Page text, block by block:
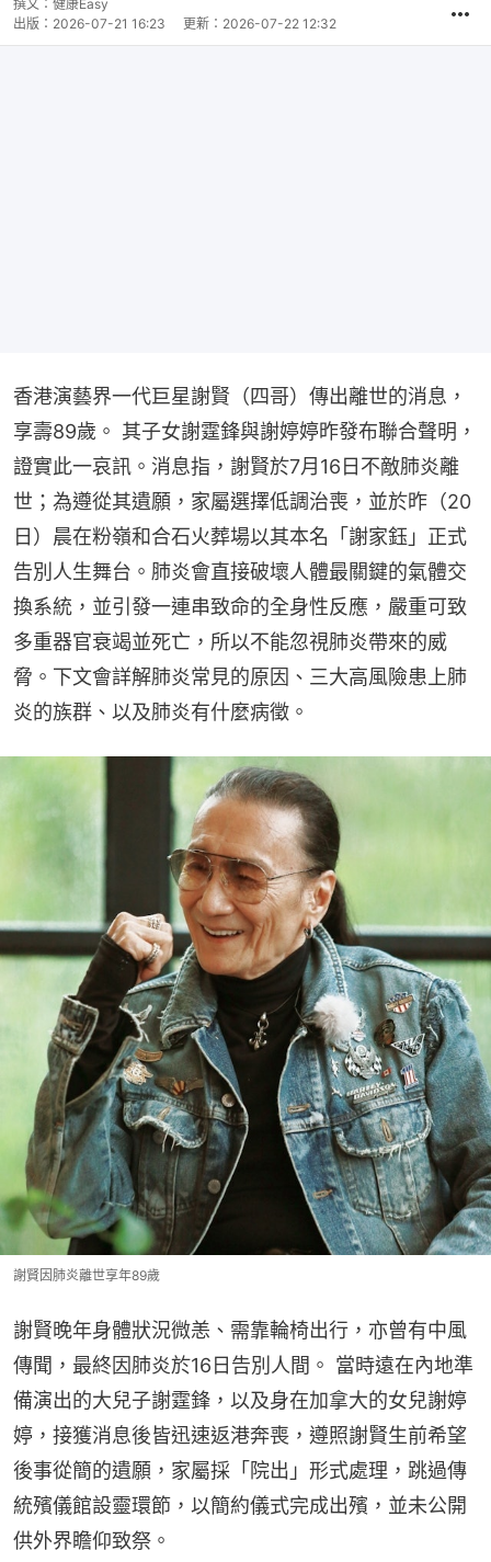
撰文： 健康Easy
出版： 2026-07-21 16:23 更新： 2026-07-22 12:32
香港演藝界一代巨星謝賢（四哥）傳出離世的消息，
享壽89歲。 其子女謝霆鋒與謝婷婷昨發布聯合聲明，
證實此一哀訊。消息指，謝賢於7月16日不敵肺炎離
世；為遵從其遺願，家屬選擇低調治喪，並於昨（20
日）晨在粉嶺和合石火葬場以其本名「謝家鈺」正式
告別人生舞台。肺炎會直接破壞人體最關鍵的氣體交
換系統，並引發一連串致命的全身性反應，嚴重可致
多重器官衰竭並死亡，所以不能忽視肺炎帶來的威
脅。下文會詳解肺炎常見的原因、三大高風險患上肺
炎的族群、以及肺炎有什麼病徵。
謝賢因肺炎離世享年89歲
謝賢晚年身體狀況微恙、需靠輪椅出行，亦曾有中風
傳聞，最終因肺炎於16日告別人間。 當時遠在內地準
備演出的大兒子謝霆鋒，以及身在加拿大的女兒謝婷
婷，接獲消息後皆迅速返港奔喪，遵照謝賢生前希望
後事從簡的遺願，家屬採「院出」形式處理，跳過傳
統殯儀館設靈環節，以簡約儀式完成出殯，並未公開
供外界瞻仰致祭。